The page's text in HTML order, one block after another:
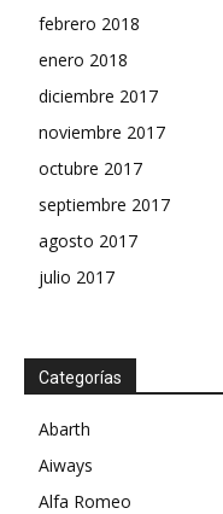
febrero 2018
enero 2018
diciembre 2017
noviembre 2017
octubre 2017
septiembre 2017
agosto 2017
julio 2017
Categorías
Abarth
Aiways
Alfa Romeo